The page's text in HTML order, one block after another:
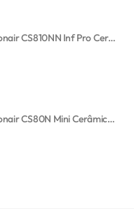
Chapinha Alisadora Conair CS810NN Inf Pro Cerâmica 25MM 110V
Chapinha Alisadora Conair CS80N Mini Cerâmica Bivolt